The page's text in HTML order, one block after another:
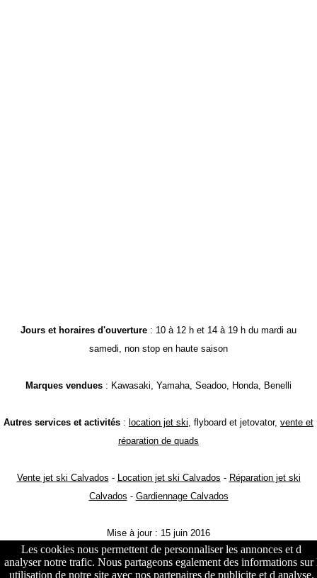
Jours et horaires d'ouverture : 10 à 12 h et 14 à 19 h du mardi au
samedi, non stop en haute saison
Marques vendues : Kawasaki, Yamaha, Seadoo, Honda, Benelli
Autres services et activités : location jet ski, flyboard et jetovator, vente et
réparation de quads
Vente jet ski Calvados - Location jet ski Calvados - Réparation jet ski
Calvados - Gardiennage Calvados
Mise à jour : 15 juin 2016
Les cookies nous permettent de personnaliser les annonces et d
analyser notre trafic. Nous partageons egalement des informations sur
utilisation de notre site avec nos partenaires de publicite et d analyse.